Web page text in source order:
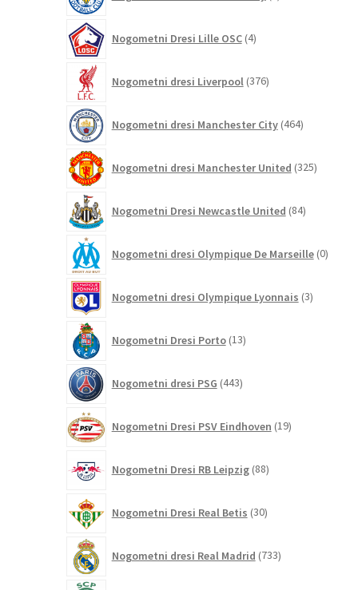
Nogometni Dresi Lille OSC 4izdelki
Nogometni dresi Liverpool 376izdelkov
Nogometni dresi Manchester City 464izdelkov
Nogometni dresi Manchester United 325izdelkov
Nogometni Dresi Newcastle United 84izdelkov
Nogometni dresi Olympique De Marseille 0
Nogometni dresi Olympique Lyonnais 3izdelki
Nogometni Dresi Porto 13izdelkov
Nogometni dresi PSG 443izdelkov
Nogometni Dresi PSV Eindhoven 19izdelkov
Nogometni Dresi RB Leipzig 88izdelkov
Nogometni Dresi Real Betis 30izdelkov
Nogometni dresi Real Madrid 733izdelkov